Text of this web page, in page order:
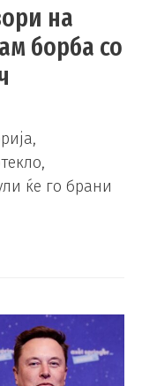
на
борба со
ќе го брани